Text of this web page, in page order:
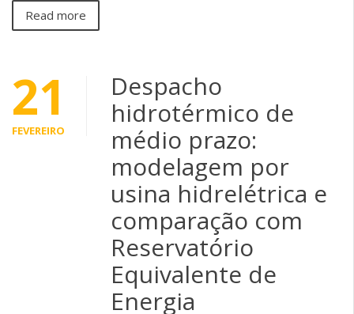
Read more
21
FEVEREIRO
Despacho
hidrotérmico de
médio prazo:
modelagem por
usina hidrelétrica e
comparação com
Reservatório
Equivalente de
Energia